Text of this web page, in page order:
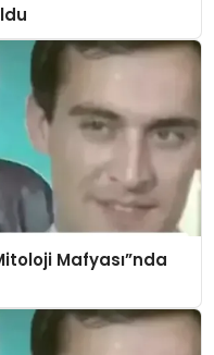
Mafyası”nda